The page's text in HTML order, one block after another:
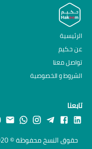
الرئيسية
عن حكيم
تواصل معنا
الشروط و الخصوصية
تابعنا
حقوق النسخ محفوظة © 2020 لدى